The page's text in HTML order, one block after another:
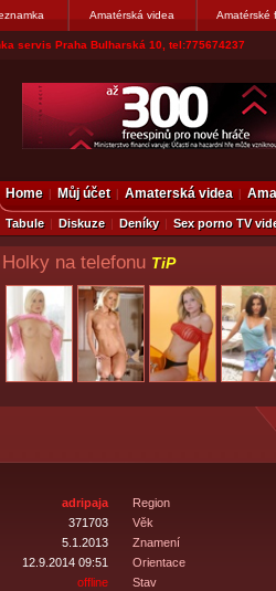
Amatérská videa Amatérské
nekdy přemýšlel o divákovi. Napiste
Home Můj účet Amaterská videa
Tabule Diskuze Deníky Sex porno TV
Holky na telefonu TiP
adripaja
371703
5.1.2013
12.9.2014 09:51
offline
Region
Věk
Znamení
Orientace
Stav